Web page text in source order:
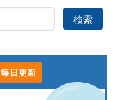
毎日更新